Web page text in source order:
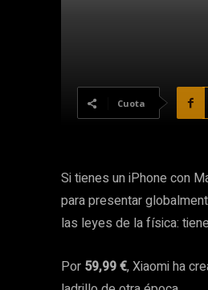
Cuota
Si tienes un iPhone con
para presentar
las leyes de la física:
Por 59,99 €, Xiaomi ha